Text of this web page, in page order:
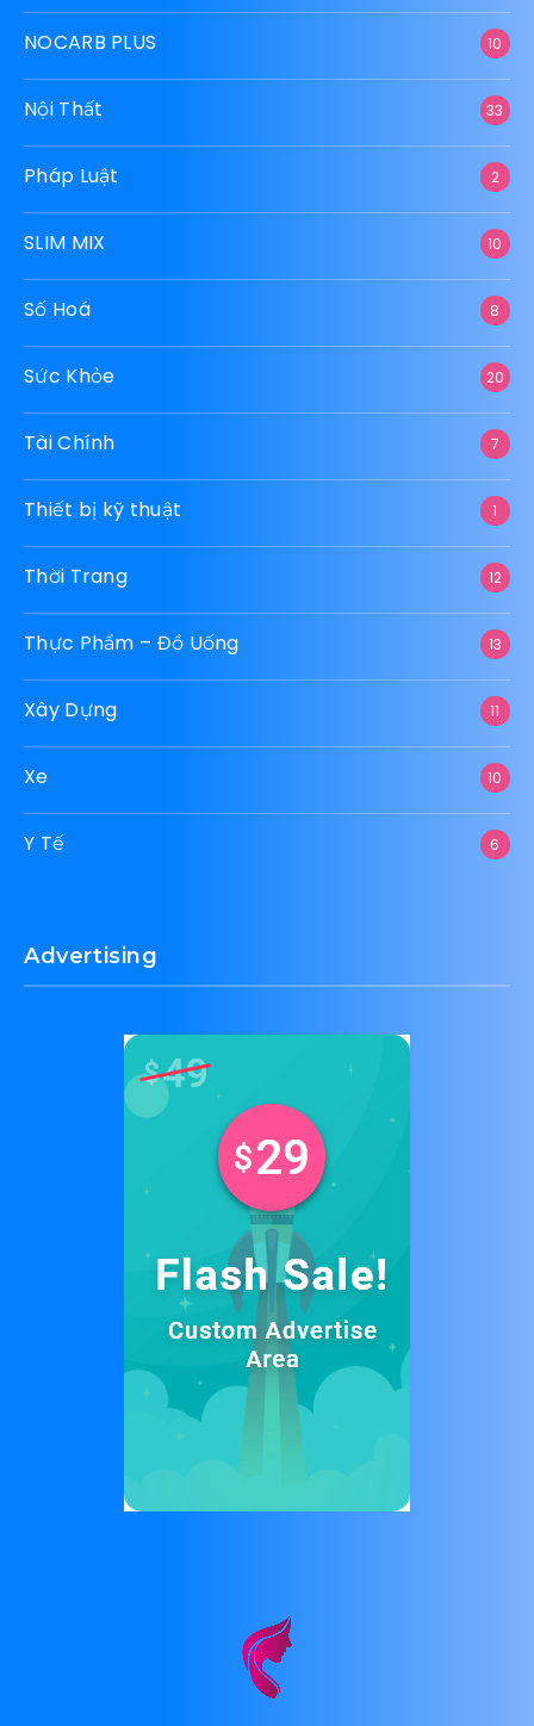
NOCARB PLUS 10
Nội Thất 33
Pháp Luật 2
SLIM MIX 10
Số Hoá 8
Sức Khỏe 20
Tài Chính 7
Thiết bị kỹ thuật 1
Thời Trang 12
Thực Phẩm – Đồ Uống 13
Xây Dựng 11
Xe 10
Y Tế 6
Advertising